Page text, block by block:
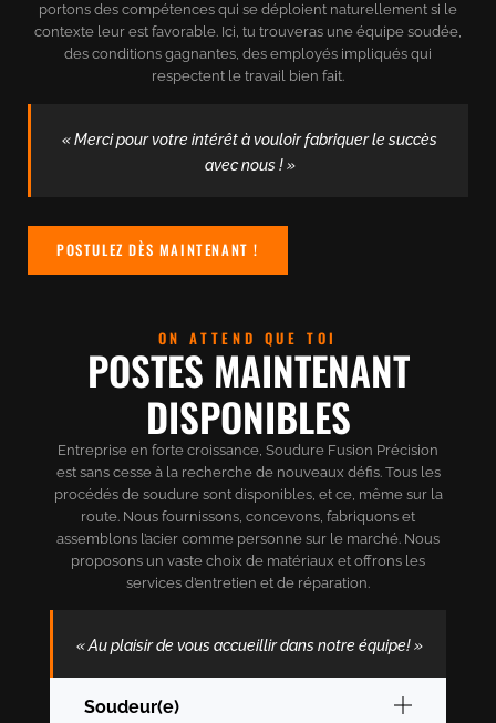
portons des compétences qui se déploient naturellement si le
contexte leur est favorable. Ici, tu trouveras une équipe soudée,
des conditions gagnantes, des employés impliqués qui
respectent le travail bien fait.
« Merci pour votre intérêt à vouloir fabriquer le succès
avec nous ! »
POSTULEZ DÈS MAINTENANT !
ON ATTEND QUE TOI
POSTES MAINTENANT
DISPONIBLES
Entreprise en forte croissance, Soudure Fusion Précision
est sans cesse à la recherche de nouveaux défis. Tous les
procédés de soudure sont disponibles, et ce, même sur la
route. Nous fournissons, concevons, fabriquons et
assemblons l’acier comme personne sur le marché. Nous
proposons un vaste choix de matériaux et offrons les
services d’entretien et de réparation.
« Au plaisir de vous accueillir dans notre équipe! »
Soudeur(e)